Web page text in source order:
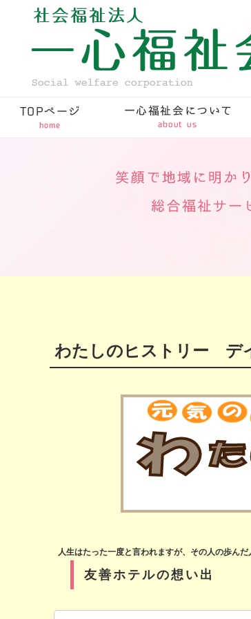
わたしのヒストリー デ
人生はたった一度と言われますが、その人の歩んだ
友善ホテルの想い出